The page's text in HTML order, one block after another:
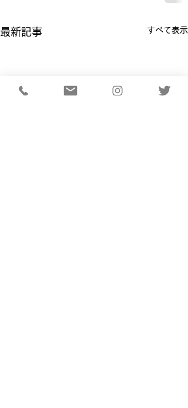
最新記事 すべて表示